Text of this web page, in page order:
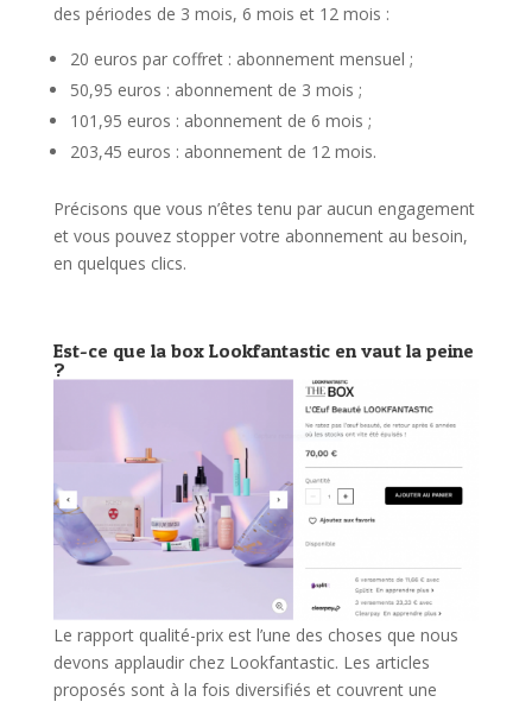
des périodes de 3 mois, 6 mois et 12 mois :
20 euros par coffret : abonnement mensuel ;
50,95 euros : abonnement de 3 mois ;
101,95 euros : abonnement de 6 mois ;
203,45 euros : abonnement de 12 mois.
Précisons que vous n’êtes tenu par aucun engagement
et vous pouvez stopper votre abonnement au besoin,
en quelques clics.
Est-ce que la box Lookfantastic en vaut la peine
?
Le rapport qualité-prix est l’une des choses que nous
devons applaudir chez Lookfantastic. Les articles
proposés sont à la fois diversifiés et couvrent une